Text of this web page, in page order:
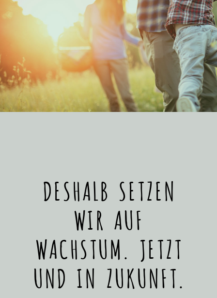
DESHALB SETZEN
WIR AUF
WACHSTUM. JETZT
UND IN ZUKUNFT.